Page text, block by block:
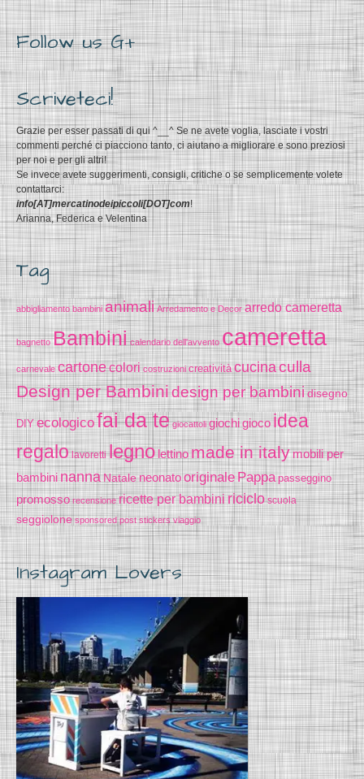
Follow us G+
Scriveteci!
Grazie per esser passati di qui ^__^ Se ne avete voglia, lasciate i vostri
commenti perché ci piacciono tanto, ci aiutano a migliorare e sono preziosi
per noi e per gli altri!
Se invece avete suggerimenti, consigli, critiche o se semplicemente volete
contattarci:
info[AT]mercatinodeipiccoli[DOT]com!
Arianna, Federica e Velentina
Tag
abbigliamento bambini animali Arredamento e Decor arredo cameretta
bagnetto Bambini calendario dell'avvento cameretta
carnevale cartonecolori costruzioni creatività cucinaculla
Design per Bambinidesign per bambinidisegno
DIY ecologicofai da te giocattoli giochigioco idea
regalo lavoretti legno lettinomade in italymobili per
bambininannaNataleneonatooriginale Pappa passeggino
promosso recensione ricette per bambini riciclo scuola
seggiolone sponsored post stickers viaggio
Instagram Lovers